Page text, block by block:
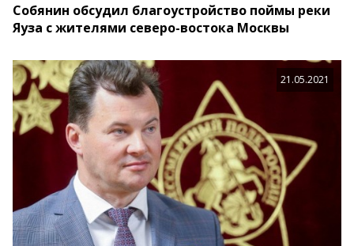
Собянин обсудил благоустройство поймы реки
Яуза с жителями северо-востока Москвы
21.05.2021